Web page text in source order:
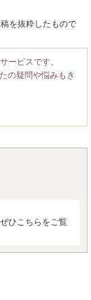
を抜粋したもので
ービスです。
の疑問や悩みもき
ひこちらをご覧